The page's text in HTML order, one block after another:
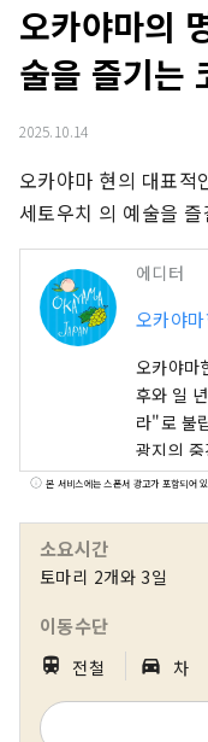
오카야마의
술을 즐기는
2025.10.14
오카야마 현의 대표적
세토우치 의 예술을
에디터
오카야
오카야마
후와 일
라"로 불
광지의
한 세토
백도, 머
을 자랑
지가 있
본 서비스에는 스폰서 광고가 포함되어
소요시간
토마리 2개와 3일
이동수단
train 전철 ｜ directions_car_filled 차